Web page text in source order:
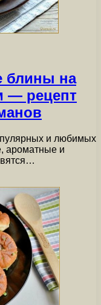
блины на
— рецепт
и любимых
ароматные и